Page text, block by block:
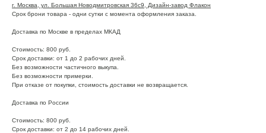
г. Москва, ул. Большая Новодмитровская 36с9, Дизайн-завод Флакон
Срок брони товара - одни сутки с момента оформления заказа.
Доставка по Москве в пределах МКАД
Стоимость: 800 руб.
Срок доставки: от 1 до 2 рабочих дней.
Без возможности частичного выкупа.
Без возможности примерки.
При отказе от покупки, стоимость доставки не возвращается.
Доставка по России
Стоимость: 800 руб.
Срок доставки: от 2 до 14 рабочих дней.